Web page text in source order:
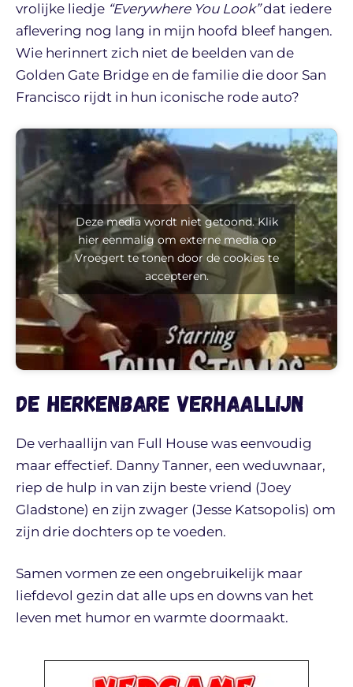
vrolijke liedje “Everywhere You Look”dat iedere
aflevering nog lang in mijn hoofd bleef hangen.
Wie herinnert zich niet de beelden van de
Golden Gate Bridge en de familie die door San
Francisco rijdt in hun iconische rode auto?
Deze media wordt niet getoond. Klik
hier eenmalig om externe media op
Vroegert te tonen door de cookies te
accepteren.
De herkenbare verhaallijn
De verhaallijn van Full House was eenvoudig
maar effectief. Danny Tanner, een weduwnaar,
riep de hulp in van zijn beste vriend (Joey
Gladstone) en zijn zwager (Jesse Katsopolis) om
zijn drie dochters op te voeden.
Samen vormen ze een ongebruikelijk maar
liefdevol gezin dat alle ups en downs van het
leven met humor en warmte doormaakt.